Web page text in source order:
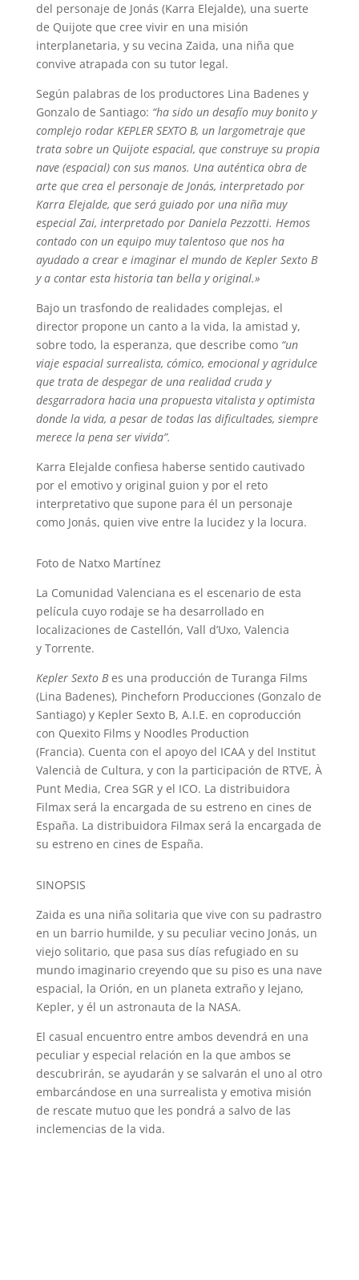
del personaje de Jonás (Karra Elejalde), una suerte
de Quijote que cree vivir en una misión
interplanetaria, y su vecina Zaida, una niña que
convive atrapada con su tutor legal.
Según palabras de los productores Lina Badenes y
Gonzalo de Santiago: “ha sido un desafío muy bonito y
complejo rodar KEPLER SEXTO B, un largometraje que
trata sobre un Quijote espacial, que construye su propia
nave (espacial) con sus manos. Una auténtica obra de
arte que crea el personaje de Jonás, interpretado por
Karra Elejalde, que será guiado por una niña muy
especial Zai, interpretado por Daniela Pezzotti. Hemos
contado con un equipo muy talentoso que nos ha
ayudado a crear e imaginar el mundo de Kepler Sexto B
y a contar esta historia tan bella y original.»
Bajo un trasfondo de realidades complejas, el
director propone un canto a la vida, la amistad y,
sobre todo, la esperanza, que describe como “un
viaje espacial surrealista, cómico, emocional y agridulce
que trata de despegar de una realidad cruda y
desgarradora hacia una propuesta vitalista y optimista
donde la vida, a pesar de todas las dificultades, siempre
merece la pena ser vivida”.
Karra Elejalde confiesa haberse sentido cautivado
por el emotivo y original guion y por el reto
interpretativo que supone para él un personaje
como Jonás, quien vive entre la lucidez y la locura.
Foto de Natxo Martínez
La Comunidad Valenciana es el escenario de esta
película cuyo rodaje se ha desarrollado en
localizaciones de Castellón, Vall d’Uxo, Valencia
y Torrente.
Kepler Sexto Bes una producción de Turanga Films
(Lina Badenes), Pincheforn Producciones (Gonzalo de
Santiago) y Kepler Sexto B, A.I.E. en coproducción
con Quexito Films y Noodles Production
(Francia). Cuenta con el apoyo del ICAA y del Institut
Valencià de Cultura, y con la participación de RTVE, À
Punt Media, Crea SGR y el ICO. La distribuidora
Filmax será la encargada de su estreno en cines de
España. La distribuidora Filmax será la encargada de
su estreno en cines de España.
SINOPSIS
Zaida es una niña solitaria que vive con su padrastro
en un barrio humilde, y su peculiar vecino Jonás, un
viejo solitario, que pasa sus días refugiado en su
mundo imaginario creyendo que su piso es una nave
espacial, la Orión, en un planeta extraño y lejano,
Kepler, y él un astronauta de la NASA.
El casual encuentro entre ambos devendrá en una
peculiar y especial relación en la que ambos se
descubrirán, se ayudarán y se salvarán el uno al otro
embarcándose en una surrealista y emotiva misión
de rescate mutuo que les pondrá a salvo de las
inclemencias de la vida.